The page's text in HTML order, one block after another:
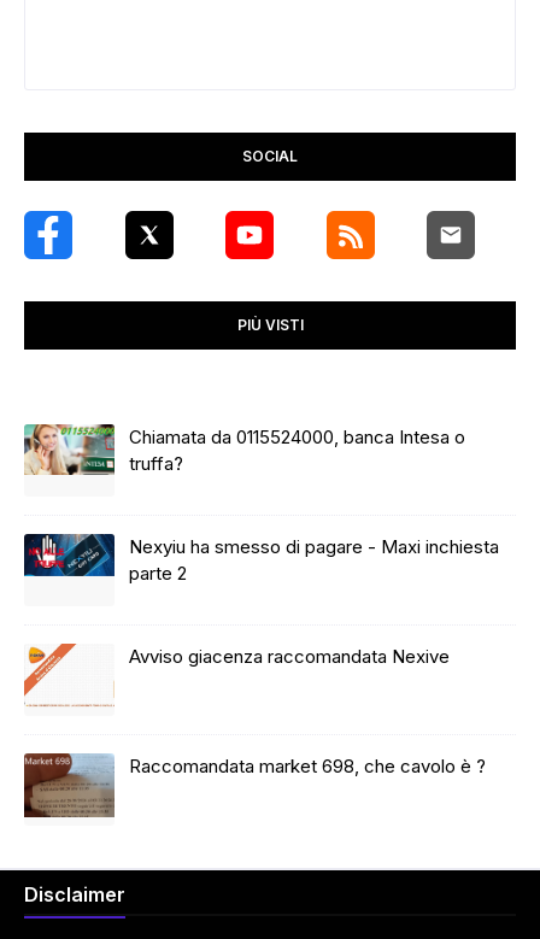
SOCIAL
PIÙ VISTI
Chiamata da 0115524000, banca Intesa o
truffa?
Nexyiu ha smesso di pagare - Maxi inchiesta
parte 2
Avviso giacenza raccomandata Nexive
Raccomandata market 698, che cavolo è ?
Disclaimer